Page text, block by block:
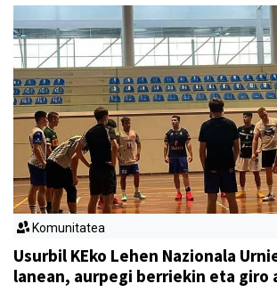
Komunitatea
Usurbil KEko Lehen Nazionala
lanean, aurpegi berriekin eta giro